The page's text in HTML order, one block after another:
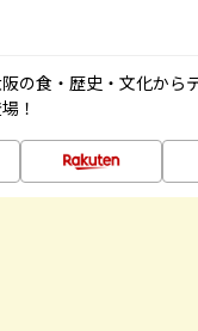
の食・歴史・文化から
！